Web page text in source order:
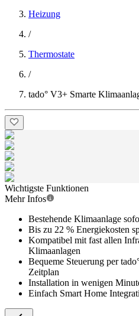
Heizung
/
Thermostate
/
tado° V3+ Smarte
Wichtigste Funktionen
Mehr Infos
Bestehende Klimaanlage
Bis zu 22 % Energiekosten
Kompatibel mit fast allen
Klimaanlagen
Bequeme Steuerung per
Zeitplan
Installation in wenigen
Einfach Smart Home